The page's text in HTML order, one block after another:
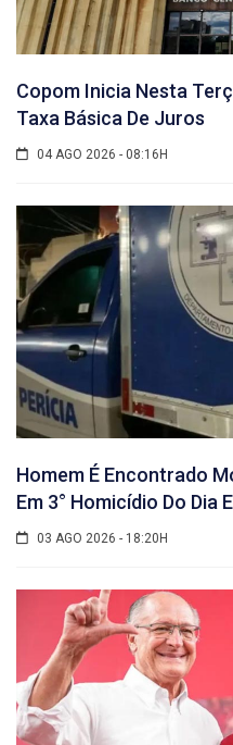
Copom Inicia Nesta
Taxa Básica De Juros
04 AGO 2026 - 08:16H
Homem É Encontrado
Em 3° Homicídio Do Dia
03 AGO 2026 - 18:20H